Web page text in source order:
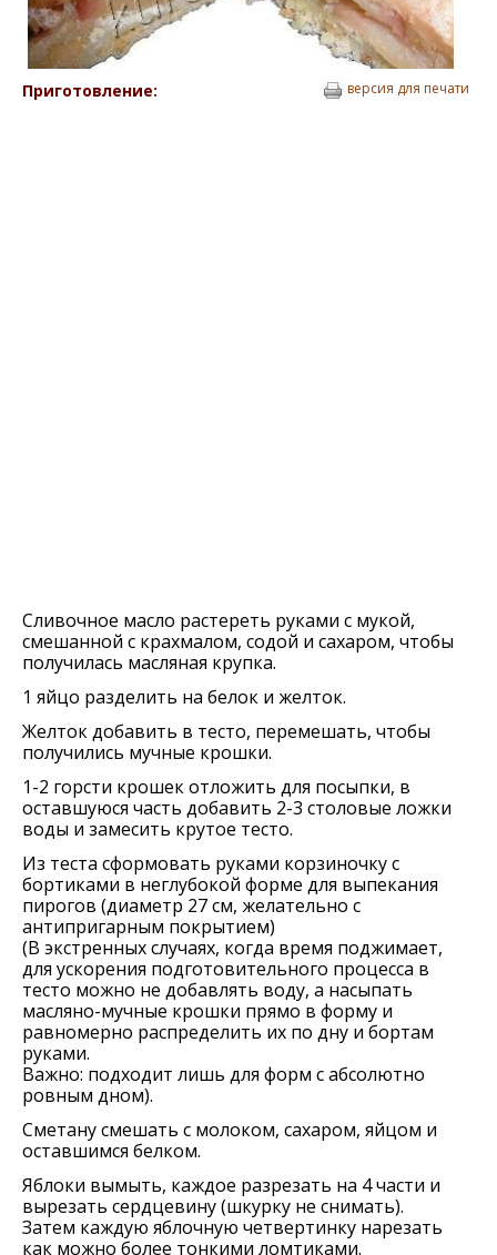
Приготовление: версия для печати
Сливочное масло растереть руками с мукой,
смешанной с крахмалом, содой и сахаром, чтобы
получилась масляная крупка.
1 яйцо разделить на белок и желток.
Желток добавить в тесто, перемешать, чтобы
получились мучные крошки.
1-2 горсти крошек отложить для посыпки, в
оставшуюся часть добавить 2-3 столовые ложки
воды и замесить крутое тесто.
Из теста сформовать руками корзиночку с
бортиками в неглубокой форме для выпекания
пирогов (диаметр 27 см, желательно с
антипригарным покрытием)
(В экстренных случаях, когда время поджимает,
для ускорения подготовительного процесса в
тесто можно не добавлять воду, а насыпать
масляно-мучные крошки прямо в форму и
равномерно распределить их по дну и бортам
руками.
Важно: подходит лишь для форм с абсолютно
ровным дном).
Сметану смешать с молоком, сахаром, яйцом и
оставшимся белком.
Яблоки вымыть, каждое разрезать на 4 части и
вырезать сердцевину (шкурку не снимать).
Затем каждую яблочную четвертинку нарезать
как можно более тонкими ломтиками.